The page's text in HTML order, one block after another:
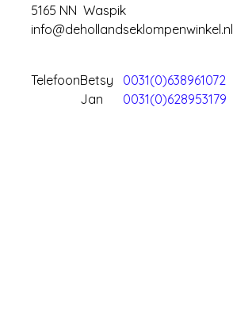
5165 NN Waspik
info@dehollandseklompenwinkel.nl
TelefoonBetsy
0031(0)638961072
Jan
0031(0)628953179